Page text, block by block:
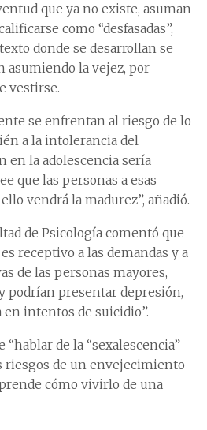
que ya no existe, asuman
como “desfasadas”,
donde se desarrollan se
asumiendo la vejez, por
vestirse.
se enfrentan al riesgo de lo
a la intolerancia del
en la adolescencia sería
que las personas a esas
vendrá la madurez”, añadió.
de Psicología comentó que
receptivo a las demandas y a
de las personas mayores,
podrían presentar depresión,
en intentos de suicidio”.
de la “sexalescencia”
de un envejecimiento
cómo vivirlo de una